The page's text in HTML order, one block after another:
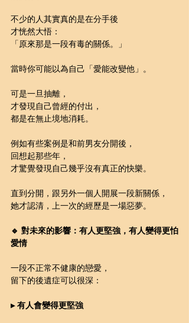
不少的人其實真的是在分手後
才恍然大悟：
「原來那是一段有毒的關係。」
當時你可能以為自己「愛能改變他」。
可是一旦抽離，
才發現自己曾經的付出，
都是在無止境地消耗。
例如有些案例是和前男友分開後，
回想起那些年，
才驚覺發現自己幾乎沒有真正的快樂。
直到分開，跟另外一個人開展一段新關係，
她才認清，上一次的經歷是一場惡夢。
🔹 對未來的影響：有人更堅強，有人變得更怕
愛情
一段不正常不健康的戀愛，
留下的後遺症可以很深：
▸ 有人會變得更堅強